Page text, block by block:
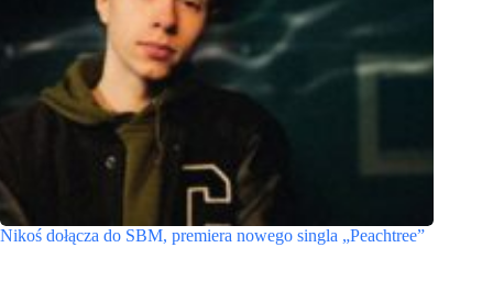
Nikoś dołącza do SBM, premiera nowego singla „Peachtree”